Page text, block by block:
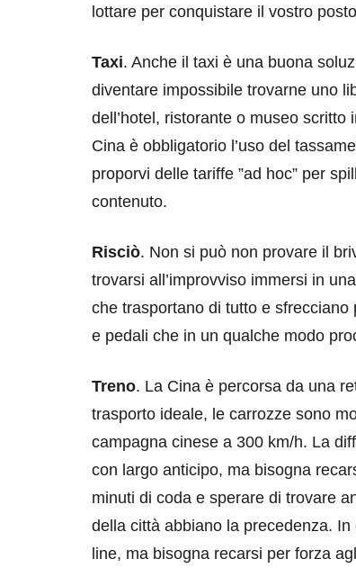
lottare per conquistare il vostro
Taxi. Anche il taxi è una buona
diventare impossibile trovarne uno
dell’hotel, ristorante o museo
Cina è obbligatorio l’uso del
proporvi delle tariffe ”ad hoc” per
contenuto.
Risciò. Non si può non provare il
trovarsi all’improvviso immersi in
che trasportano di tutto e
e pedali che in un qualche modo
Treno. La Cina è percorsa da una
trasporto ideale, le carrozze sono
campagna cinese a 300 km/h. La
con largo anticipo, ma bisogna
minuti di coda e sperare di trovare
della città abbiano la precedenza.
line, ma bisogna recarsi per forza
il Louvre in
di 4 ore
Paros e